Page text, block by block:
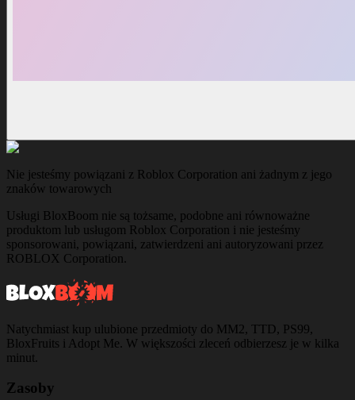
Nie jesteśmy powiązani z Roblox Corporation ani żadnym z jego
znaków towarowych
Usługi BloxBoom nie są tożsame, podobne ani równoważne
produktom lub usługom Roblox Corporation i nie jesteśmy
sponsorowani, powiązani, zatwierdzeni ani autoryzowani przez
ROBLOX Corporation.
Natychmiast kup ulubione przedmioty do MM2, TTD, PS99,
BloxFruits i Adopt Me. W większości zleceń odbierzesz je w kilka
minut.
Zasoby